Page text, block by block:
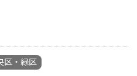
区・緑区